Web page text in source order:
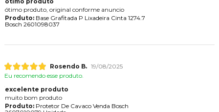
ótimo produto, original conforme anuncio
Produto:Base Grafitada P Lixadeira Cinta 1274.7
Bosch 2601098037
Rosendo B. 19/08/2025
Eu recomendo esse produto.
excelente produto
muito bom produto
Produto:Protetor De Cavaco Venda Bosch